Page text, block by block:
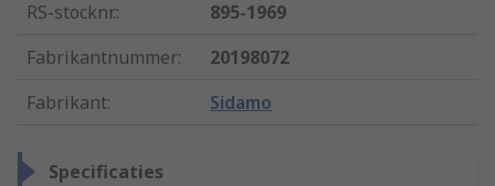
RS-stocknr.:
895-1969
Fabrikantnummer:
20198072
Fabrikant: Sidamo
Specificaties